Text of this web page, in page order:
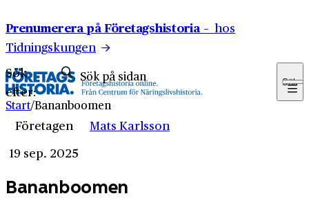
Prenumerera på Företagshistoria – hos
Tidningskungen
Sök
efter:
Sök
Start/Bananboomen
Företagen
Mats Karlsson
19 sep. 2025
Bananboomen